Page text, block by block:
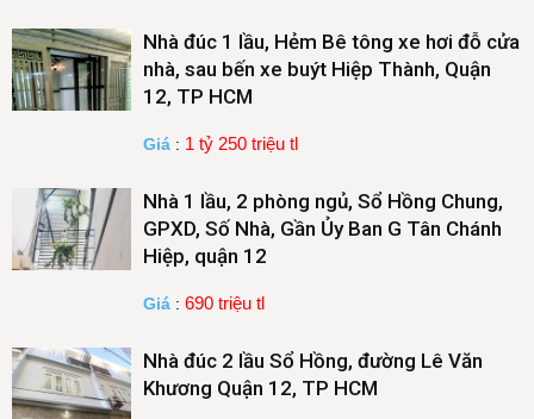
Nhà đúc 1 lầu, Hẻm Bê tông xe hơi đỗ cửa
nhà, sau bến xe buýt Hiệp Thành, Quận
12, TP HCM
Giá : 1 tỷ 250 triệu tl
Nhà 1 lầu, 2 phòng ngủ, Sổ Hồng Chung,
GPXD, Số Nhà, Gần Ủy Ban G Tân Chánh
Hiệp, quận 12
Giá : 690 triệu tl
Nhà đúc 2 lầu Sổ Hồng, đường Lê Văn
Khương Quận 12, TP HCM